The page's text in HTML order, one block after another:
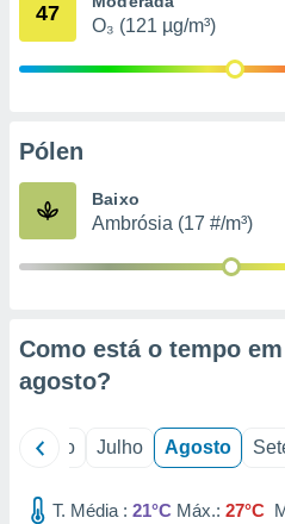
estudos
47
O₃ (121 µg/m³)
Pólen
Baixo
Ambrósia (17 #/m³)
Como está o tempo
agosto?
Junho Julho Agosto
T. Média : 21°C Máx.: 27°C